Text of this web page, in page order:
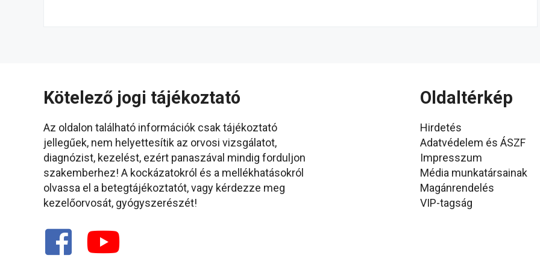
Kötelező jogi tájékoztató
Az oldalon található információk csak tájékoztató
jellegűek, nem helyettesítik az orvosi vizsgálatot,
diagnózist, kezelést, ezért panaszával mindig forduljon
szakemberhez! A kockázatokról és a mellékhatásokról
olvassa el a betegtájékoztatót, vagy kérdezze meg
kezelőorvosát, gyógyszerészét!
Oldaltérkép
Hirdetés
Adatvédelem és ÁSZF
Impresszum
Média munkatársainak
Magánrendelés
VIP-tagság